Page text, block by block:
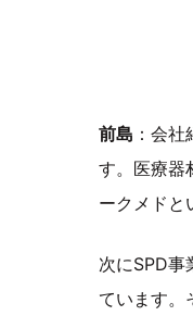
前島 ：会
す。医療器
ークメドと
次にSPD事
ています。